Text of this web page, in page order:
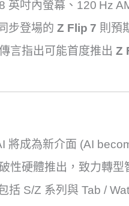
英吋內螢幕、120 Hz
步登場的 Z Flip 7 則預
言指出可能首度推出 Z
將成為新介面 (AI
性硬體推出，致力轉型
括 S/Z 系列與 Tab /